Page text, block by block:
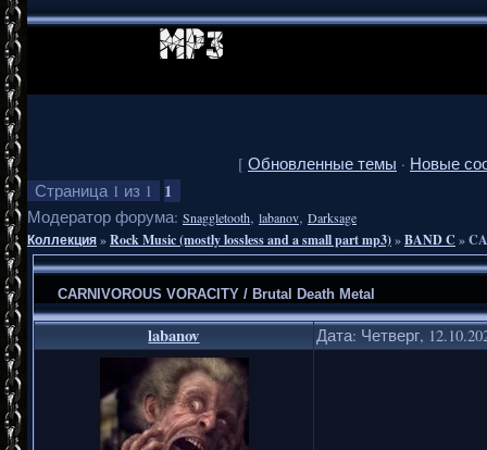
[ Обновленные темы · Новые
Страница 1 из 1 1
Модератор форума: Snaggletooth, labanov, Darksage
Коллекция»Rock Music (mostly lossless and a small part mp3)»BAND C »
CARNIVOROUS VORACITY / Brutal Death Metal
labanov Дата: Четверг,